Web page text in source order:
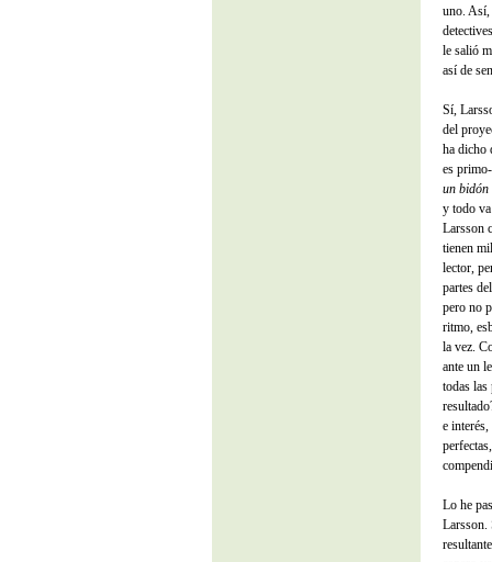
uno. Así,
le salió
así de
Sí,
del
ha dicho
es
un
y todo
Larsson
tienen
lector,
partes
pero no
ritmo,
la vez.
ante un
todas las
e interés,
Lo he
Larsson.